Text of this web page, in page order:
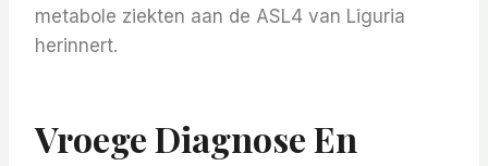
metabole ziekten aan de ASL4 van Liguria
herinnert.
Vroege Diagnose En